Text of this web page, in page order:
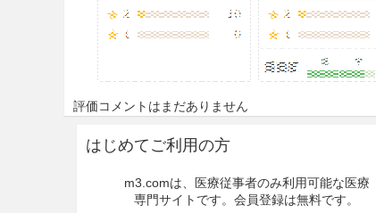
評価コメントはまだありません
はじめてご利用の方
m3.comは、医療従事者のみ利用可能な医療
専門サイトです。会員登録は無料です。